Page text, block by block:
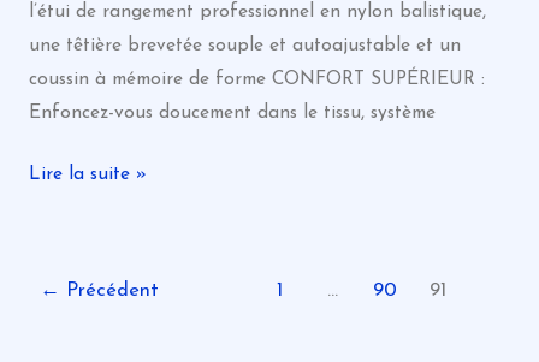
l’étui de rangement professionnel en nylon balistique,
une têtière brevetée souple et autoajustable et un
coussin à mémoire de forme CONFORT SUPÉRIEUR :
Enfoncez-vous doucement dans le tissu, système
Lire la suite »
← Précédent 1 … 90 91